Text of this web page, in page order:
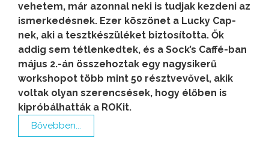
vehetem, már azonnal neki is tudjak kezdeni az
ismerkedésnek. Ezer köszönet a Lucky Cap-
nek, aki a tesztkészüléket biztosította. Ők
addig sem tétlenkedtek, és a Sock’s Caffé-ban
május 2.-án összehoztak egy nagysikerű
workshopot több mint 50 résztvevővel, akik
voltak olyan szerencsések, hogy élőben is
kipróbálhatták a ROKit.
Bővebben...